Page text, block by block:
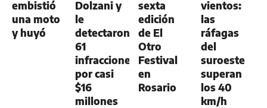
embistió
una moto
y huyó
Dolzani y
le
detectaron
61
infracciones
por casi
$16
millones
sexta
edición
de El
Otro
Festival
en
Rosario
vientos:
las
ráfagas
del
suroeste
superan
los 40
km/h